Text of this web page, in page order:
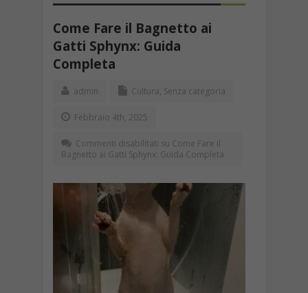
Come Fare il Bagnetto ai
Gatti Sphynx: Guida
Completa
admin Cultura, Senza categoria
Febbraio 4th, 2025
Commenti disabilitati su Come Fare il
Bagnetto ai Gatti Sphynx: Guida Completa